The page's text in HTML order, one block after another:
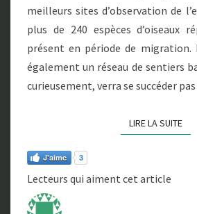
N
T
E
-
A
-
A
meilleurs sites d’observation de
plus de 240 espèces d’oiseaux
présent en période de migration.
également un réseau de sentiers
curieusement, verra se succéder
LIRE LA SUITE
J'aime 3
Lecteurs qui aiment cet article